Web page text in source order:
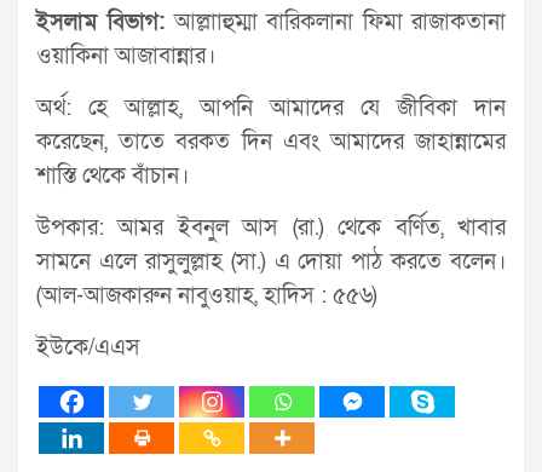
ইসলাম বিভাগ: আল্লাাহুম্মা বারিকলানা ফিমা রাজাকতানা
ওয়াকিনা আজাবান্নার।
অর্থ: হে আল্লাহ, আপনি আমাদের যে জীবিকা দান
করেছেন, তাতে বরকত দিন এবং আমাদের জাহান্নামের
শাস্তি থেকে বাঁচান।
উপকার: আমর ইবনুল আস (রা.) থেকে বর্ণিত, খাবার
সামনে এলে রাসুলুল্লাহ (সা.) এ দোয়া পাঠ করতে বলেন।
(আল-আজকারুন নাবুওয়াহ, হাদিস : ৫৫৬)
ইউকে/এএস